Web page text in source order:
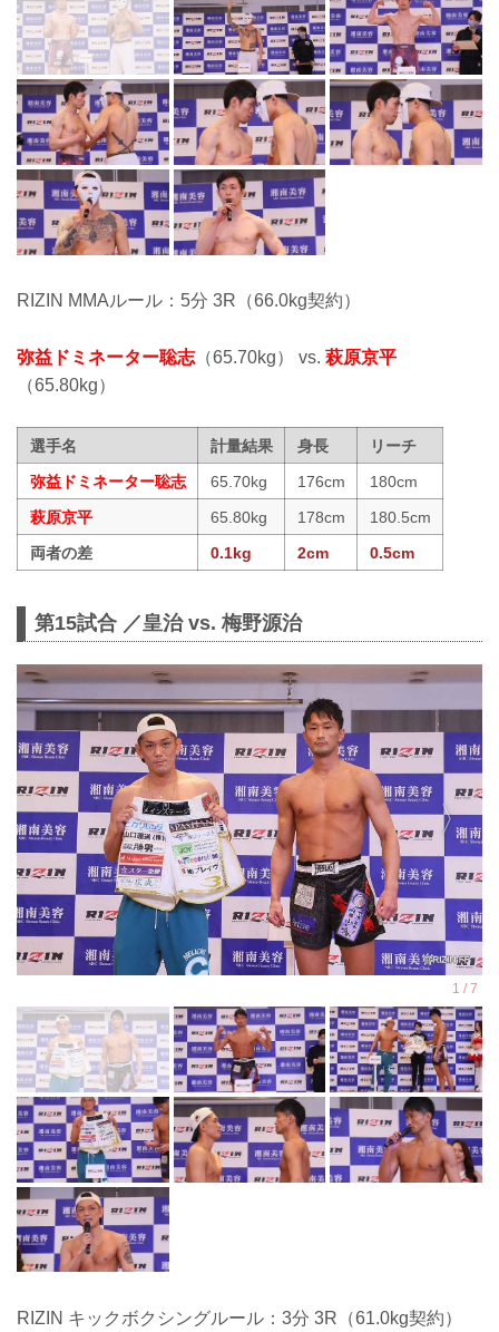
RIZIN MMAルール：5分 3R（66.0kg契約）
弥益ドミネーター聡志 （65.70kg） vs. 萩原京平
（65.80kg）
選手名 計量結果 身長
リーチ
弥益ドミネーター聡志
65.70kg 176cm
180cm
萩原京平
65.80kg 178cm
180.5cm
両者の差
0.1kg 2cm 0.5cm
第15試合 ／皇治 vs. 梅野源治
RIZIN キックボクシングルール：3分 3R（61.0kg契約）